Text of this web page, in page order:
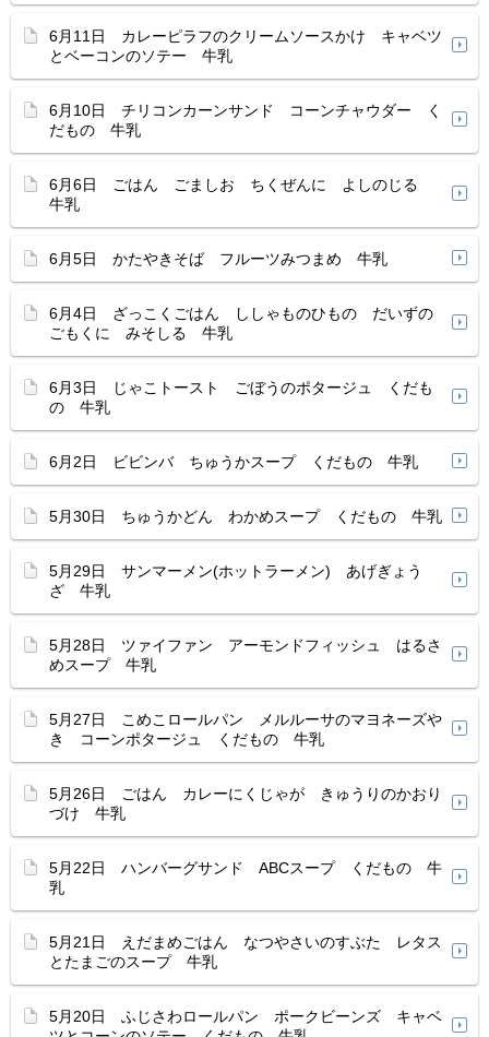
6月11日 カレーピラフのクリームソースかけ キャベツ
とベーコンのソテー 牛乳
6月10日 チリコンカーンサンド コーンチャウダー く
だもの 牛乳
6月6日 ごはん ごましお ちくぜんに よしのじる
牛乳
6月5日 かたやきそば フルーツみつまめ 牛乳
6月4日 ざっこくごはん ししゃものひもの だいずの
ごもくに みそしる 牛乳
6月3日 じゃこトースト ごぼうのポタージュ くだも
の 牛乳
6月2日 ビビンバ ちゅうかスープ くだもの 牛乳
5月30日 ちゅうかどん わかめスープ くだもの 牛乳
5月29日 サンマーメン(ホットラーメン) あげぎょう
ざ 牛乳
5月28日 ツァイファン アーモンドフィッシュ はるさ
めスープ 牛乳
5月27日 こめこロールパン メルルーサのマヨネーズや
き コーンポタージュ くだもの 牛乳
5月26日 ごはん カレーにくじゃが きゅうりのかおり
づけ 牛乳
5月22日 ハンバーグサンド ABCスープ くだもの 牛
乳
5月21日 えだまめごはん なつやさいのすぶた レタス
とたまごのスープ 牛乳
5月20日 ふじさわロールパン ポークビーンズ キャベ